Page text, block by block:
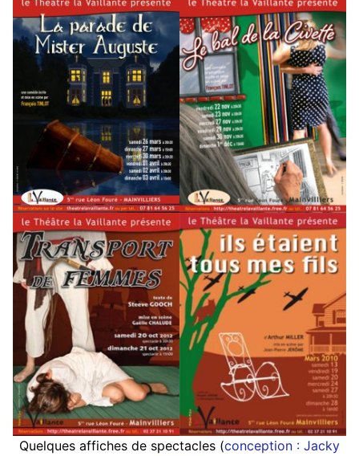
Quelques affiches de spectacles (conception : Jacky